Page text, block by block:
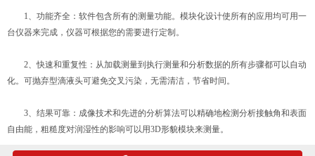
1、功能齐全：软件包含所有的测量功能。模块化设计使所有的应用均可用一
台仪器来完成，仪器可根据您的需要进行定制。
2、快速和重复性：从加载测量到执行测量和分析数据的所有步骤都可以自动
化。可抛弃型滴液头可避免交叉污染，无需清洁，节省时间。
3、结果可靠：成像技术和先进的分析算法可以精确地检测分析接触角和表面
自由能，粗糙度对润湿性的影响可以用3D形貌模块来测量。